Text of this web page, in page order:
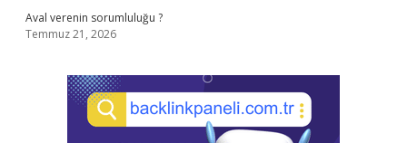
Aval verenin sorumluluğu ?
Temmuz 21, 2026